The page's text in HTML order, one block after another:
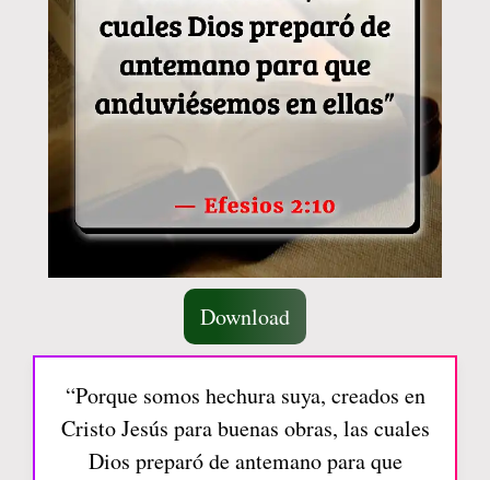
Download
“Porque somos hechura suya, creados en
Cristo Jesús para buenas obras, las cuales
Dios preparó de antemano para que